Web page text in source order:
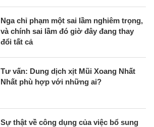
Nga chỉ phạm một sai lầm nghiêm trọng,
và chính sai lầm đó giờ đây đang thay
đổi tất cả
Tư vấn: Dung dịch xịt Mũi Xoang Nhất
Nhất phù hợp với những ai?
Sự thật về công dụng của việc bổ sung